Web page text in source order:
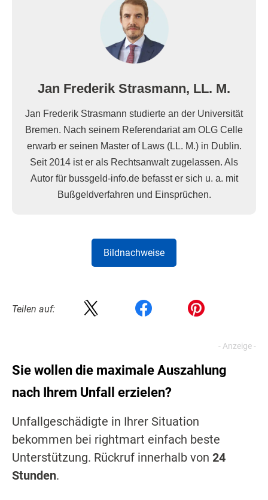
Jan Frederik Strasmann, LL. M.
Jan Frederik Strasmann studierte an der Universität
Bremen. Nach seinem Referendariat am OLG Celle
erwarb er seinen Master of Laws (LL. M.) in Dublin.
Seit 2014 ist er als Rechtsanwalt zugelassen. Als
Autor für bussgeld-info.de befasst er sich u. a. mit
Bußgeldverfahren und Einsprüchen.
Bildnachweise
Teilen auf:
Sie wollen die maximale Auszahlung
nach Ihrem Unfall erzielen?
Unfallgeschädigte in Ihrer Situation
bekommen bei rightmart einfach beste
Unterstützung. Rückruf innerhalb von 24
Stunden.